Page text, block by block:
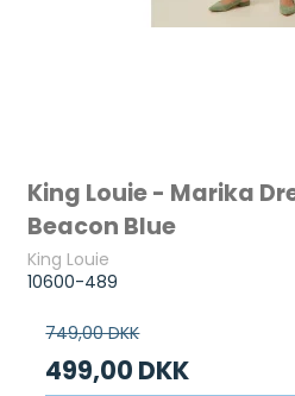
King Louie - Marika
Beacon Blue
King Louie
10600-489
749,00 DKK
499,00 DKK